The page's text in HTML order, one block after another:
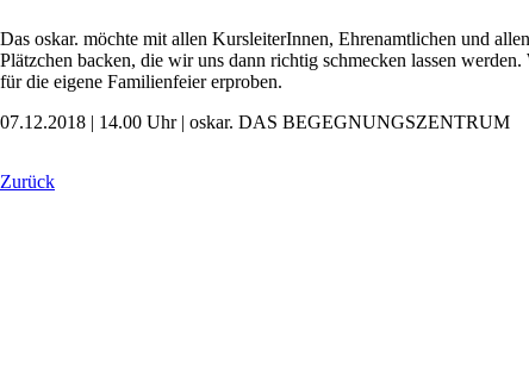
Das oskar. möchte mit allen KursleiterInnen, Ehrenamtlichen und
Plätzchen backen, die wir uns dann richtig schmecken lassen
für die eigene Familienfeier erproben.
07.12.2018 | 14.00 Uhr | oskar. DAS BEGEGNUNGSZENTRUM
Zurück